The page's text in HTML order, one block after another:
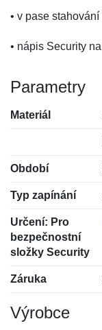
• v pase
• nápis Security
Parametry
Materiál
Období
Typ zapínání
Určení: Pro
bezpečnostní
složky Security
Záruka
Výrobce